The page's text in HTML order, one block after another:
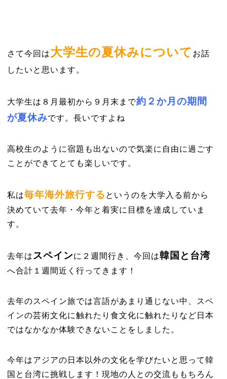
さて今回は大学生の夏休みについて お話
したいと思います。
大学生は８月最初から９月末まで約２か月の期間
が夏休みです。長いですよね
高校生のように宿題も出ないので気楽に自由に過ごす
ことができてとても楽しいです。
私は毎年海外旅行する というのを大学入る前から
決めていて去年・今年と着実に目標を達成していま
す。
去年は スペインに２週間行き、今回は韓国と台湾
へ合計１週間近く行ってきます！
去年のスペイン旅では言語があまり通じない中、スペ
インの芸術文化に触れたり食文化に触れたりなど日本
ではなかなか体験できないことをしました。
今年はアジアの日本以外の文化を学びたいと思って韓
国と台湾に挑戦します！現地の人との交流ももちろん